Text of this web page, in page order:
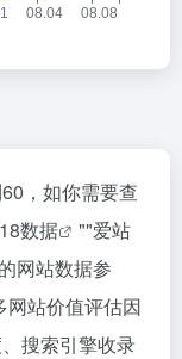
，如你需要查
数据 ""爱站
网站数据参
站价值评估因
搜索引擎收录